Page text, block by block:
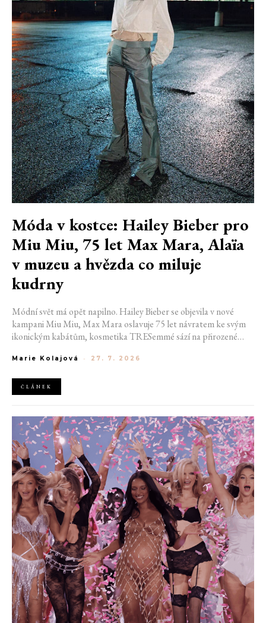
Móda v kostce: Hailey Bieber pro
Miu Miu, 75 let Max Mara, Alaïa
v muzeu a hvězda co miluje
kudrny
Módní svět má opět napilno. Hailey Bieber se objevila v nové
kampani Miu Miu, Max Mara oslavuje 75 let návratem ke svým
ikonickým kabátům, kosmetika TRESemmé sází na přirozené
Franciscu připravují první velkou americkou retrospektivu
Marie Kolajová - 27. 7. 2026
ČLÁNEK